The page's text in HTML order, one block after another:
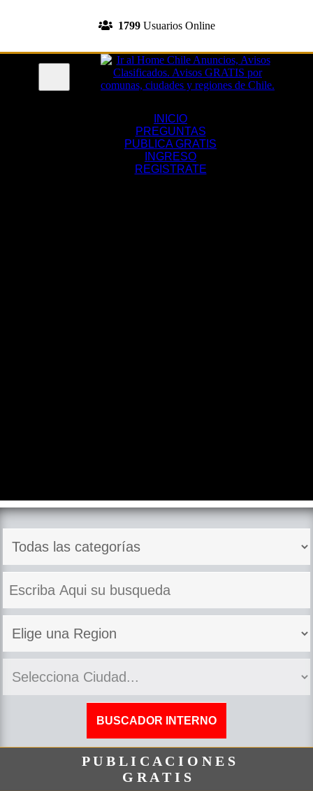
1799Usuarios Online
INICIO
PREGUNTAS
PUBLICA GRATIS
INGRESO
REGISTRATE
P U B L I C A C I O N E S
G R A T I S